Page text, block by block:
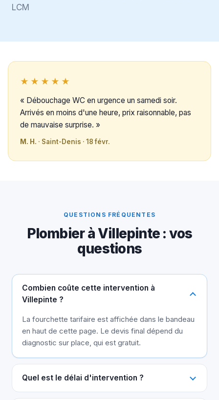
LCM
★★★★★
« Débouchage WC en urgence un samedi soir.
Arrivés en moins d'une heure, prix raisonnable, pas
de mauvaise surprise. »
M. H. · Saint-Denis · 18 févr.
QUESTIONS FRÉQUENTES
Plombier à Villepinte : vos
questions
Combien coûte cette intervention à
Villepinte ?
La fourchette tarifaire est affichée dans le bandeau
en haut de cette page. Le devis final dépend du
diagnostic sur place, qui est gratuit.
Quel est le délai d'intervention ?